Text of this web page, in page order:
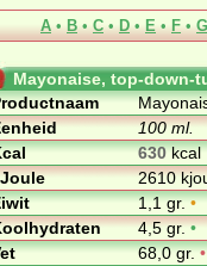
A • B • C • D • E • F • G
Mayonaise, top-down-
100 ml.
630kcal
2610
1,1 gr.•
4,5 gr.•
68,0 gr.•